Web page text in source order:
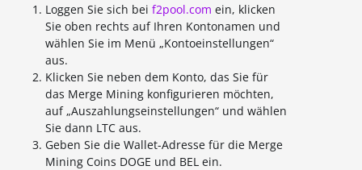
Loggen Sie sich bei f2pool.com ein, klicken
Sie oben rechts auf Ihren Kontonamen und
wählen Sie im Menü „Kontoeinstellungen“
aus.
Klicken Sie neben dem Konto, das Sie für
das Merge Mining konfigurieren möchten,
auf „Auszahlungseinstellungen“ und wählen
Sie dann LTC aus.
Geben Sie die Wallet-Adresse für die Merge
Mining Coins DOGE und BEL ein.